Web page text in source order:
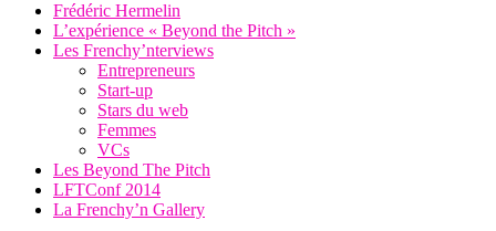
Frédéric Hermelin
L’expérience « Beyond the Pitch »
Les Frenchy’nterviews
Entrepreneurs
Start-up
Stars du web
Femmes
VCs
Les Beyond The Pitch
LFTConf 2014
La Frenchy’n Gallery